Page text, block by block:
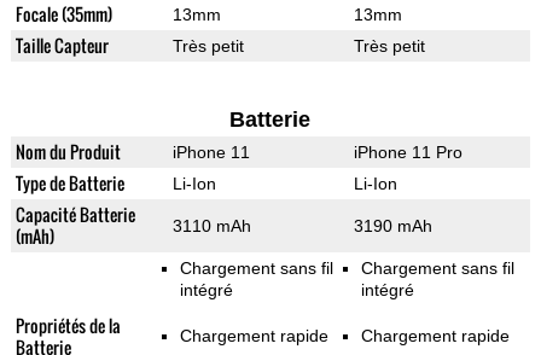
Focale (35mm) 13mm 13mm
Taille Capteur Très petit Très petit
Batterie
Nom du Produit iPhone 11 iPhone 11 Pro
Type de Batterie Li-Ion Li-Ion
Capacité Batterie
(mAh)
3110 mAh 3190 mAh
Propriétés de la
Batterie
Chargement sans fil
intégré
Chargement rapide
Chargement sans fil
intégré
Chargement rapide